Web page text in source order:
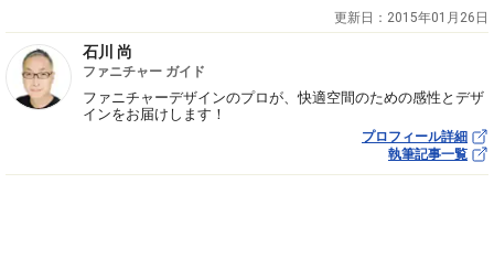
更新日： 2015年01月26日
石川 尚
ファニチャー ガイド
ファニチャーデザインのプロが、快適空間のための感性とデザ
インをお届けします！
プロフィール詳細
執筆記事一覧